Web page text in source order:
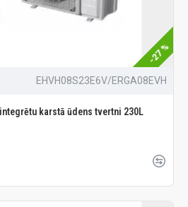
-27 %
EHVH08S23E6V/ERGA08EVH
karstā ūdens tvertni 230L